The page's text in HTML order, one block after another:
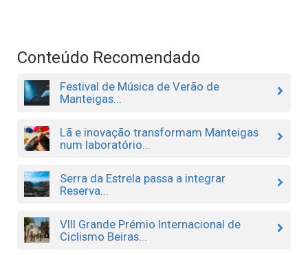
Conteúdo Recomendado
Festival de Música de Verão de
Manteigas...
Lã e inovação transformam Manteigas
num laboratório...
Serra da Estrela passa a integrar
Reserva...
VIII Grande Prémio Internacional de
Ciclismo Beiras...